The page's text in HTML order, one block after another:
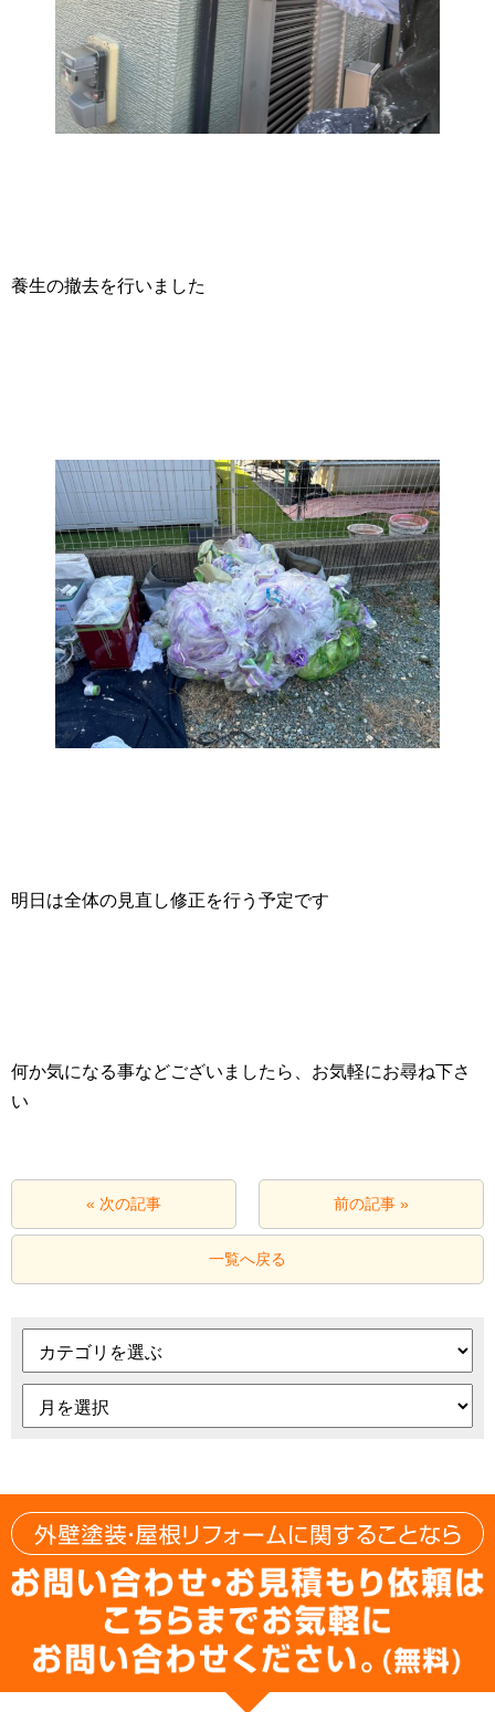
養生の撤去を行いました
明日は全体の見直し修正を行う予定です
何か気になる事などございましたら、お気軽にお尋ね下さ
い
« 次の記事 前の記事 »
一覧へ戻る